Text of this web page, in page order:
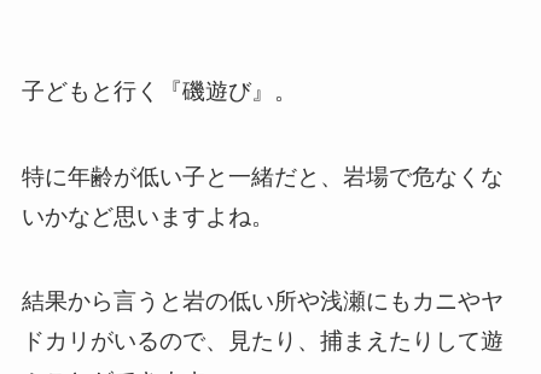
子どもと行く『磯遊び』。
特に年齢が低い子と一緒だと、岩場で危なくな
いかなど思いますよね。
結果から言うと岩の低い所や浅瀬にもカニやヤ
ドカリがいるので、見たり、捕まえたりして遊